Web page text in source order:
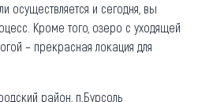
осуществляется и сегодня, вы
Кроме того, озеро с уходящей
– прекрасная локация для
район, п.Бурсоль